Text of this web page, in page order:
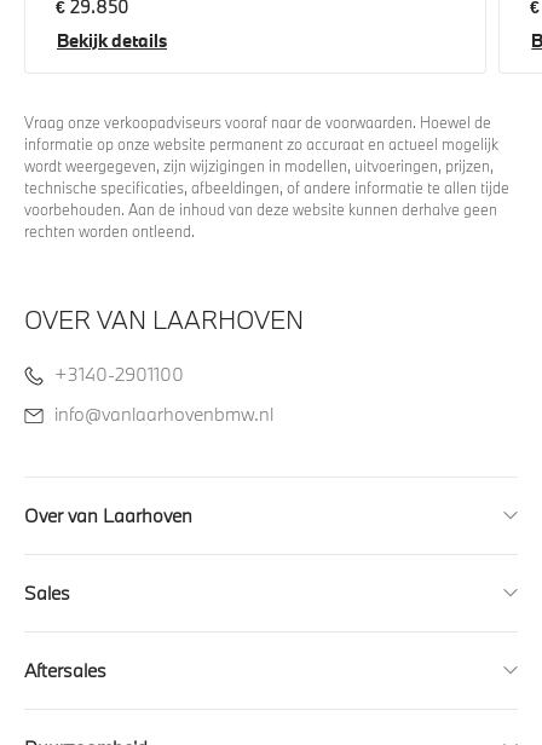
€ 29.850
Bekijk details
Vraag onze verkoopadviseurs vooraf naar de voorwaarden. Hoewel de
informatie op onze website permanent zo accuraat en actueel mogelijk
wordt weergegeven, zijn wijzigingen in modellen, uitvoeringen, prijzen,
technische specificaties, afbeeldingen, of andere informatie te allen tijde
voorbehouden. Aan de inhoud van deze website kunnen derhalve geen
rechten worden ontleend.
OVER VAN LAARHOVEN
+3140-2901100
info@vanlaarhovenbmw.nl
Over van Laarhoven
Sales
Aftersales